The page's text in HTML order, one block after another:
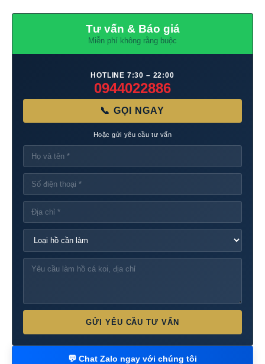
Tư vấn & Báo giá
Miễn phí không rằng buộc
HOTLINE 7:30 – 22:00
0944022886
📞 GỌI NGAY
Hoặc gửi yêu cầu tư vấn
GỬI YÊU CẦU TƯ VẤN
💬 Chat Zalo ngay với chúng tôi